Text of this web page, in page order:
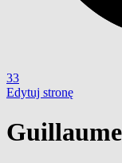
33
Edytuj stronę